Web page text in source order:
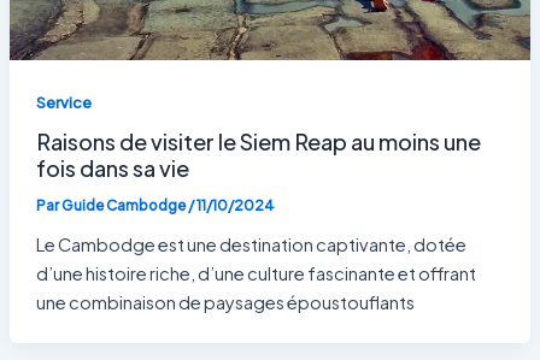
Service
Raisons de visiter le Siem Reap au moins une
fois dans sa vie
ParGuide Cambodge/11/10/2024
Le Cambodge est une destination captivante, dotée
d’une histoire riche, d’une culture fascinante et offrant
une combinaison de paysages époustouflants